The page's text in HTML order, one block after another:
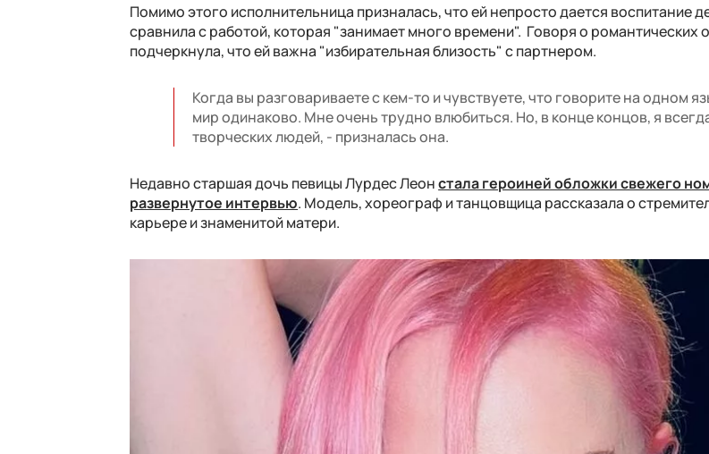
Помимо этого исполнительница призналась, что ей непросто дается воспитание
сравнила с работой, которая "занимает много времени". Говоря о
подчеркнула, что ей важна "избирательная близость" с партнером.
Когда вы разговариваете с кем-то и чувствуете, что говорите на одном
мир одинаково. Мне очень трудно влюбиться. Но, в конце концов, я
творческих людей, - призналась она.
Недавно старшая дочь певицы Лурдес Леонстала героиней обложки свежего
развернутое интервью. Модель, хореограф и танцовщица рассказала о
карьере и знаменитой матери.